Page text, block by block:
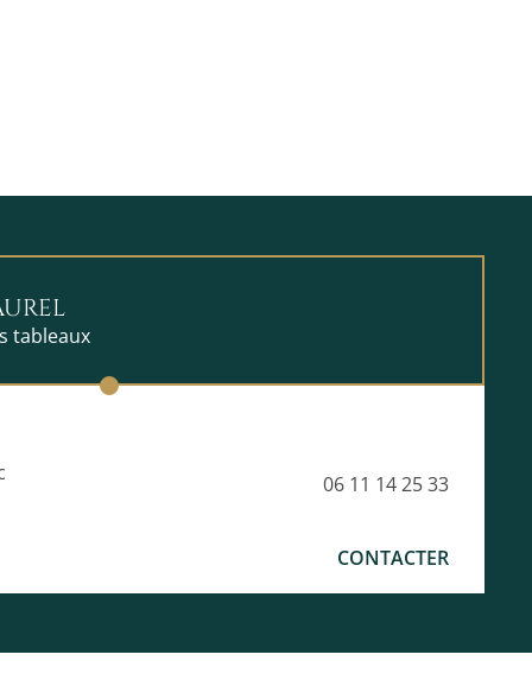
tableaux
06 11 14 25 33
CONTACTER